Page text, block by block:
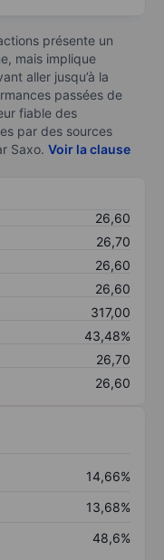
présente un
mais implique
aller jusqu’à la
passées de
fiable des
par des sources
Saxo. Voir la clause
26,60
26,70
26,60
26,60
317,00
43,48%
26,70
26,60
14,66%
13,68%
48,6%